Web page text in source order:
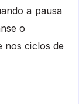
a pausa
o
nos ciclos de